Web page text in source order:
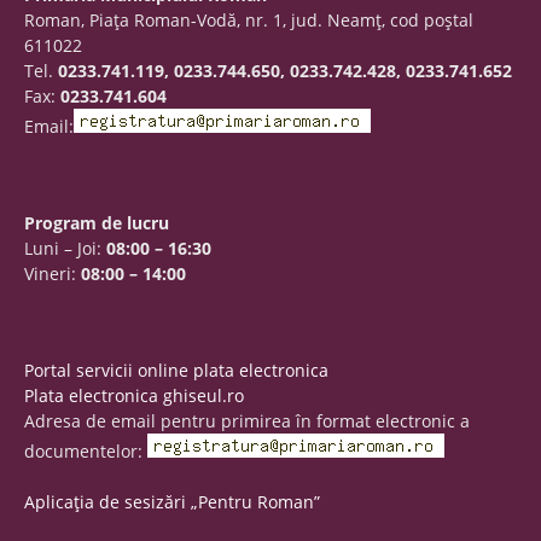
Roman, Piaţa Roman-Vodă, nr. 1, jud. Neamţ, cod poştal
611022
Tel. 0233.741.119, 0233.744.650, 0233.742.428, 0233.741.652
Fax: 0233.741.604
Email:
Program de lucru
Luni – Joi: 08:00 – 16:30
Vineri: 08:00 – 14:00
Portal servicii online plata electronica
Plata electronica ghiseul.ro
Adresa de email pentru primirea în format electronic a
documentelor:
Aplicația de sesizări „Pentru Roman”